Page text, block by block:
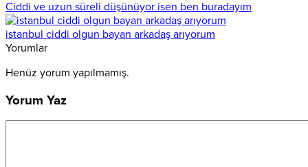
Ciddi ve uzun süreli düşünüyor isen ben buradayım
istanbul ciddi olgun bayan arkadaş arıyorum
Yorumlar
Henüz yorum yapılmamış.
Yorum Yaz